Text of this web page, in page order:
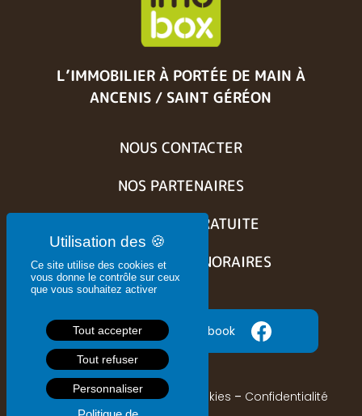
L’IMMOBILIER À PORTÉE DE MAIN À
ANCENIS / SAINT GÉRÉON
NOUS CONTACTER
NOS PARTENAIRES
ESTIMATION GRATUITE
BARÈME DES HONORAIRES
Suivez nous sur Facebook
Mentions légales–CGU Cookies – Confidentialité
Ce site utilise des cookies et
vous donne le contrôle sur ceux
que vous souhaitez activer
Tout accepter
Tout refuser
Personnaliser